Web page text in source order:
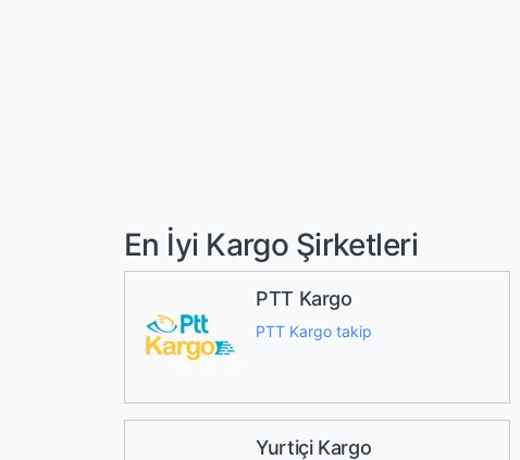
En İyi Kargo Şirketleri
PTT Kargo
PTT Kargo takip
Yurtiçi Kargo